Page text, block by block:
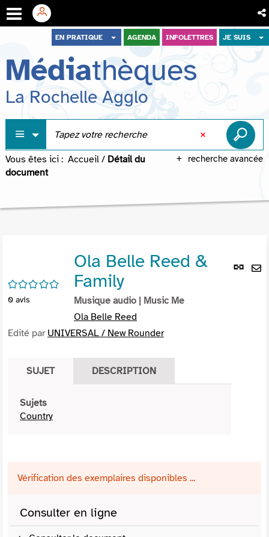
menu
contenu
recherche
EN PRATIQUE AGENDA INFOLETTRES JE SUIS
Médiathèques
La Rochelle Agglo
recherche avancée
Vous êtes ici : Accueil / Détail du
document
Lien
/5
0 avis
Ola Belle Reed &
Family
Musique audio | Music Me
Ola Belle Reed
Edité par UNIVERSAL / New Rounder
SUJET DESCRIPTION
Sujets
Country
Vérification des exemplaires disponibles ...
Consulter en ligne